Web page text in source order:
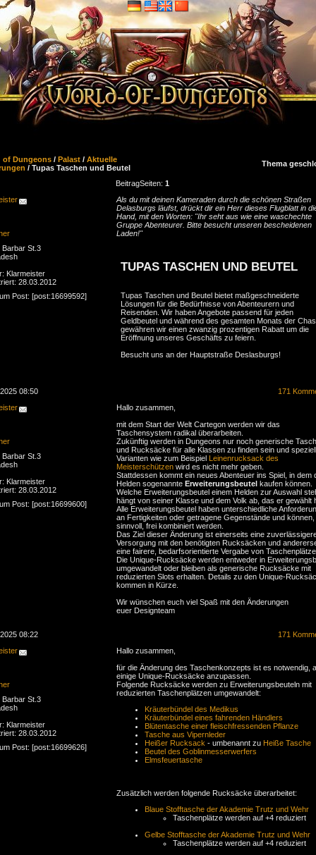
of Dungeons / Palast / Aktuelle
/ Tupas Taschen und Beutel Thema
BeitragSeiten: 1
Barbar St.3
Klarmeister
28.03.2012
Post: [post:16699592]
Als du mit deinen Kameraden durch die schönen Straßen
Delasburgs läufst, drückt dir ein Herr dieses Flugblatt in
Hand, mit den Worten: "Ihr seht aus wie eine waschechte
Gruppe Abenteurer. Bitte besucht unseren bescheidenen
Laden!"
TUPAS TASCHEN UND BEUTEL
Tupas Taschen und Beutel bietet maßgeschneiderte
Lösungen für die Bedürfnisse von Abenteurern und
Reisenden. Wir haben Angebote passend für jeden
Geldbeutel und während des gesamten Monats der
gewähren wir einen zwanzig prozentigen Rabatt um die
Eröffnung unseres Geschäfts zu feiern.
Besucht uns an der Hauptstraße Deslasburgs!
08:50
171
Barbar St.3
Klarmeister
28.03.2012
Post: [post:16699600]
Hallo zusammen,
mit dem Start der Welt Cartegon werden wir das
Taschensystem radikal überarbeiten.
Zukünftig werden in Dungeons nur noch generische
und Rucksäcke für alle Klassen zu finden sein und
Varianten wie zum Beispiel Leinenrucksack des
Meisterschützen wird es nicht mehr geben.
Stattdessen kommt ein neues Abenteuer ins Spiel, in dem
Helden sogenannte Erweiterungsbeutel kaufen können.
Welche Erweiterungsbeutel einem Helden zur Auswahl
hängt von seiner Klasse und dem Volk ab, das er gewählt
Alle Erweiterungsbeutel haben unterschiedliche
an Fertigkeiten oder getragene Gegenstände und können,
sinnvoll, frei kombiniert werden.
Das Ziel dieser Änderung ist einerseits eine
Versorgung mit den benötigten Rucksäcken und
eine fairere, bedarfsorientierte Vergabe von
Die Unique-Rucksäcke werden entweder in
umgewandelt oder bleiben als generische Rucksäcke mit
reduzierten Slots erhalten. Details zu den Unique-
kommen in Kürze.
Wir wünschen euch viel Spaß mit den Änderungen
euer Designteam
08:22
171
Barbar St.3
Klarmeister
28.03.2012
Post: [post:16699626]
Hallo zusammen,
für die Änderung des Taschenkonzepts ist es notwendig,
einige Unique-Rucksäcke anzupassen.
Folgende Rucksäcke werden zu Erweiterungsbeuteln mit
reduzierten Taschenplätzen umgewandelt:
Kräuterbündel des Medikus
Kräuterbündel eines fahrenden Händlers
Blütentasche einer fleischfressenden Pflanze
Tasche aus Vipernleder
Heißer Rucksack - umbenannt zu Heiße Tasche
Beutel des Goblinmesserwerfers
Elmsfeuertasche
Zusätzlich werden folgende Rucksäcke überarbeitet:
Blaue Stofftasche der Akademie Trutz und Wehr
Taschenplätze werden auf +4 reduziert
Gelbe Stofftasche der Akademie Trutz und Wehr
Taschenplätze werden auf +4 reduziert